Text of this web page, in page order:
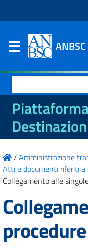
ANBSC
per:
/Amministrazione
Atti e documenti riferiti a
Collegamento alle
procedure